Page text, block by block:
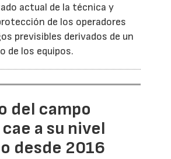
actual de la técnica y
de los operadores
previsibles derivados de un
de los equipos.
del campo
a su nivel
desde 2016